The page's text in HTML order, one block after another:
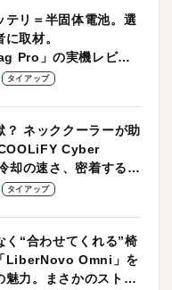
テリ＝半固体電池。選
取材。
Pro」の実機レビュ
タイアップ
？ ネッククーラーが助
Cyber
却の速さ、密着する冷
な操作性がグッド！
タイアップ
く“合わせてくれる”椅
LiberNovo Omni」を
魅力。まさかのストレ